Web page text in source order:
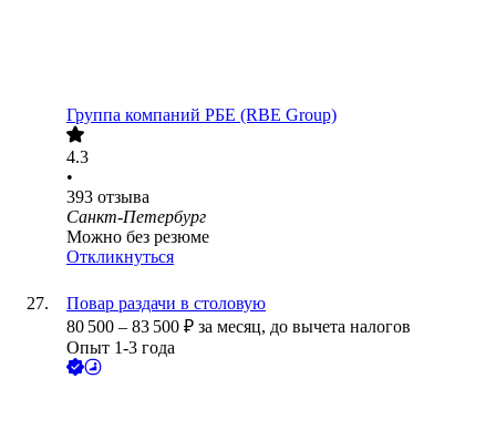
Группа компаний РБЕ (RBE Group)
4.3
•
393 отзыва
Санкт-Петербург
Можно без резюме
Откликнуться
Повар раздачи в столовую
80 500 – 83 500 ₽ за месяц, до вычета налогов
Опыт 1-3 года